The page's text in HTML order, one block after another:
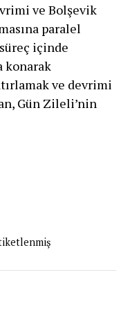
ve Bolşevik
paralel
içinde
konarak
ve devrimi
Gün Zileli’nin